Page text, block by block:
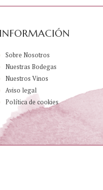
INFORMACIÓN
Sobre Nosotros
Nuestras Bodegas
Nuestros Vinos
Aviso legal
Política de cookies